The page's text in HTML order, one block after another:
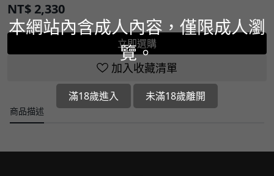
NT$ 2,330
立即選購
加入收藏清單
商品描述
本網站內含成人內容，僅限成人瀏
覽。
滿18歲進入 未滿18歲離開